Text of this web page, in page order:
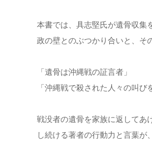
本書では、具志堅氏が遺骨収集
政の壁とのぶつかり合いと、そ
「遺骨は沖縄戦の証言者」
「沖縄戦で殺された人々の叫び
戦没者の遺骨を家族に返してあ
し続ける著者の行動力と言葉が